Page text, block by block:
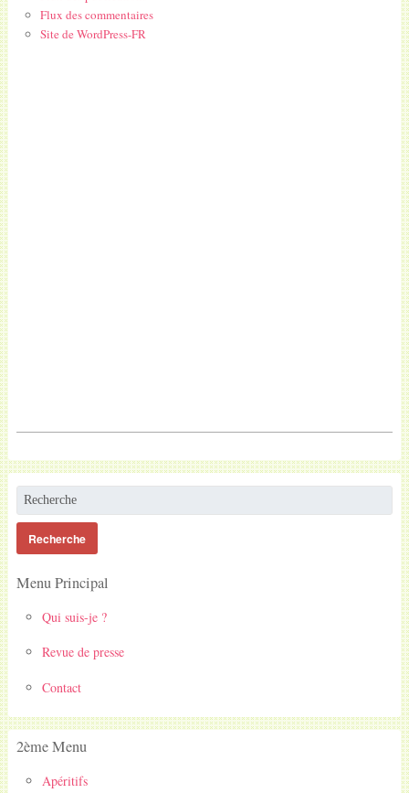
Flux des commentaires
Site de WordPress-FR
Menu Principal
Qui suis-je ?
Revue de presse
Contact
2ème Menu
Apéritifs